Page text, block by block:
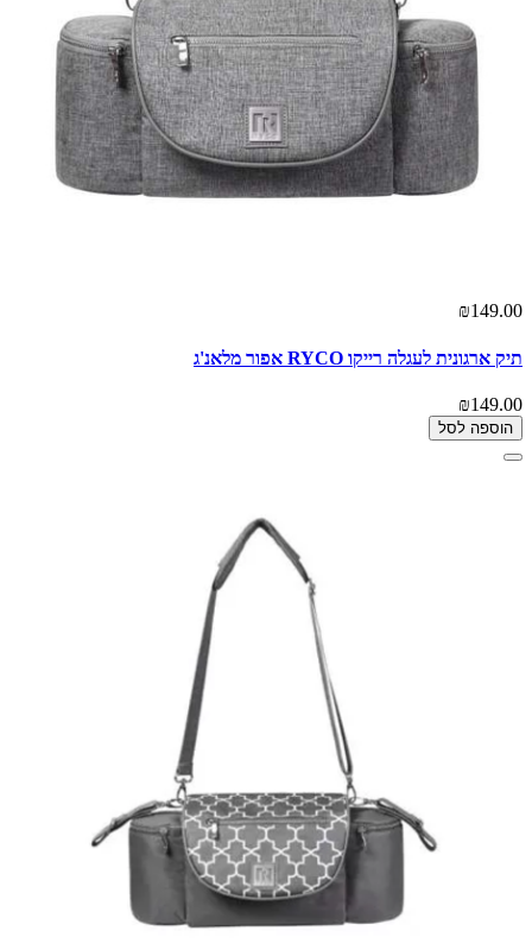
₪149.00
תיק ארגונית לעגלה רייקו RYCO אפור מלאנ'ג
₪149.00
הוספה לסל